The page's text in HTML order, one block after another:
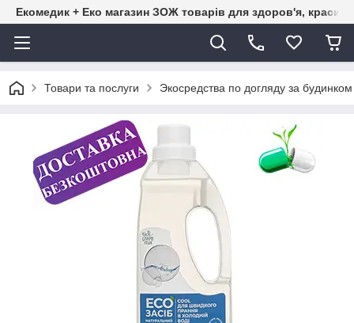
Екомедик + Еко магазин ЗОЖ товарів для здоров'я, краси
Товари та послуги Экосредства по догляду за